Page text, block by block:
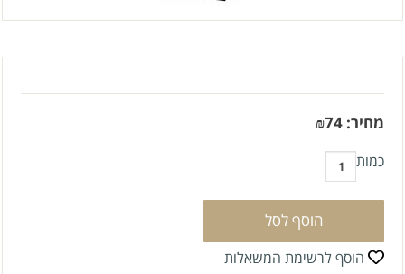
מחיר: ₪74
כמות
הוסף לסל
הוסף לרשימת המשאלות